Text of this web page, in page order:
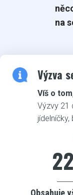
na
Výzva
Víš o
Výzvy 21
Obsahuje